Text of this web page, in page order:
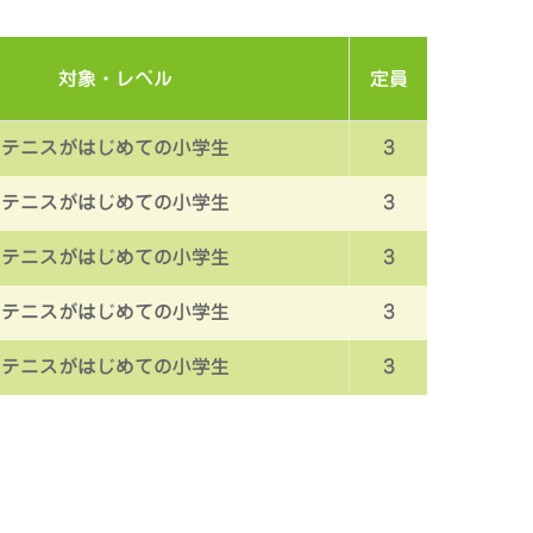
対象・レベル 定員
テニスがはじめての小学生 3
テニスがはじめての小学生 3
テニスがはじめての小学生 3
テニスがはじめての小学生 3
テニスがはじめての小学生 3